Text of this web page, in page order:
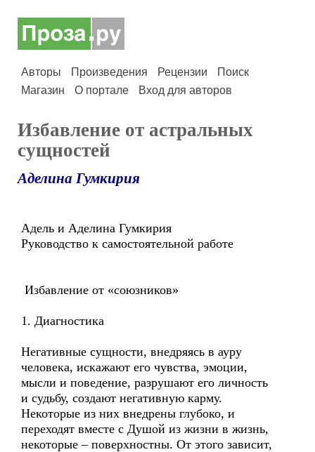
Авторы Произведения Рецензии
Поиск
Магазин
О портале Вход для авторов
Избавление от астральных
сущностей
Аделина Гумкирия
Адель и Аделина Гумкирия
Руководство к самостоятельной работе
Избавление от «союзников»
1. Диагностика
Негативные сущности, внедряясь в ауру
человека, искажают его чувства, эмоции,
мысли и поведение, разрушают его личность
и судьбу, создают негативную карму.
Некоторые из них внедрены глубоко, и
переходят вместе с Душой из жизни в жизнь,
некоторые – поверхностны. От этого зависит,